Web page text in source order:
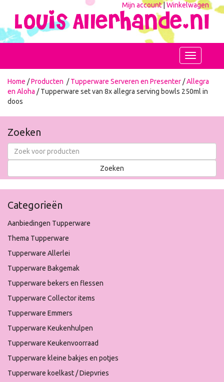
Mijn account|Winkelwagen
Toggle
navigation
Home /Producten /Tupperware Serveren en Presenter /Allegra
en Aloha / Tupperware set van 8x allegra serving bowls 250ml in
doos
Zoeken
Categorieën
Aanbiedingen Tupperware
Thema Tupperware
Tupperware Allerlei
Tupperware Bakgemak
Tupperware bekers en flessen
Tupperware Collector items
Tupperware Emmers
Tupperware Keukenhulpen
Tupperware Keukenvoorraad
Tupperware kleine bakjes en potjes
Tupperware koelkast / Diepvries